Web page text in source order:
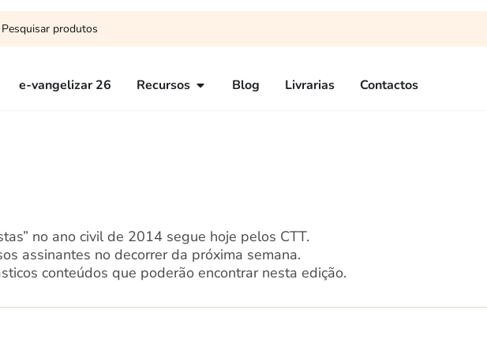
e-vangelizar 26 Recursos Blog Livrarias Contactos
no ano civil de 2014 segue hoje pelos CTT.
assinantes no decorrer da próxima semana.
conteúdos que poderão encontrar nesta edição.